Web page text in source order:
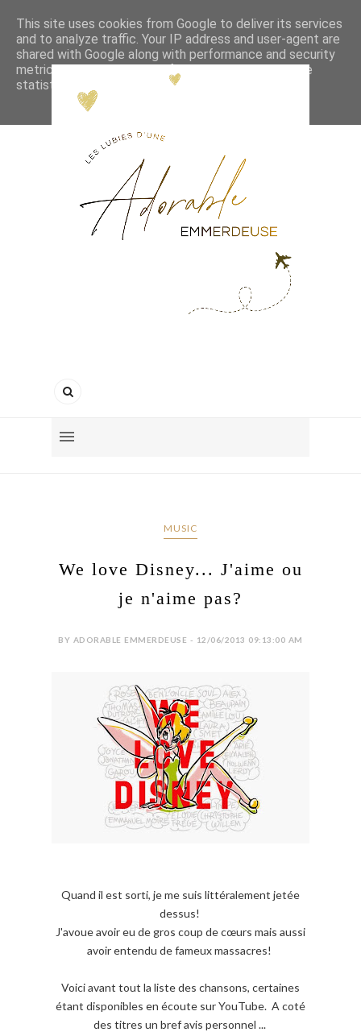
MUSIC
We love Disney... J'aime ou
je n'aime pas?
BY ADORABLE EMMERDEUSE - 12/06/2013 09:13:00 AM
Quand il est sorti, je me suis littéralement jetée
dessus!
J'avoue avoir eu de gros coup de cœurs mais aussi
avoir entendu de fameux massacres!
Voici avant tout la liste des chansons, certaines
étant disponibles en écoute sur YouTube. A coté
des titres un bref avis personnel ...
This site uses cookies from Google to deliver its services
and to analyze traffic. Your IP address and user-agent are
shared with Google along with performance and security
metrics to ensure quality of service, generate usage
statistics, and to detect and address abuse.